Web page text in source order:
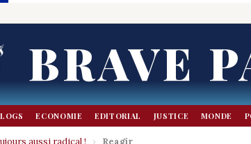
BRAVE
ECONOMIE EDITORIAL JUSTICE MONDE
aussi radical ! › Reagir